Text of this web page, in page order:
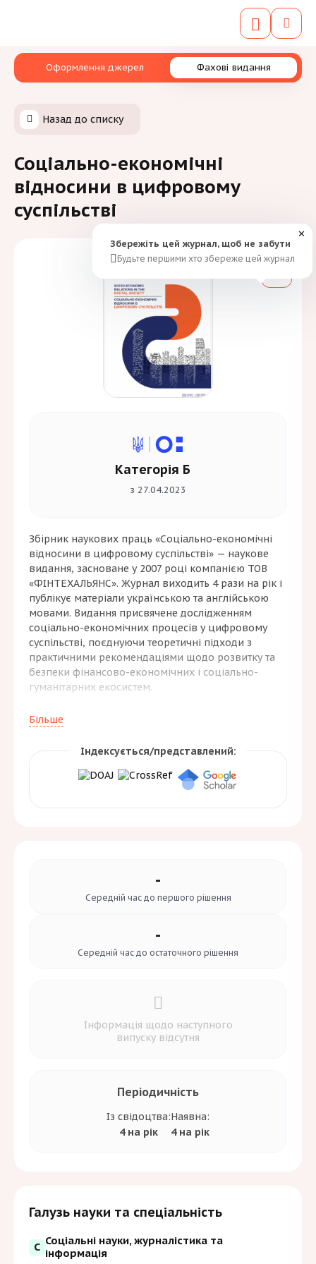
Оформлення джерел Фахові видання
Назад до списку
Соціально-економічні
відносини в цифровому
суспільстві
Збірник наукових праць «Соціально-економічні
відносини в цифровому суспільстві» — наукове
видання, засноване у 2007 році компанією ТОВ
«ФІНТЕХАЛЬЯНС». Журнал виходить 4 рази на рік і
публікує матеріали українською та англійською
мовами. Видання присвячене дослідженням
соціально-економічних процесів у цифровому
суспільстві, поєднуючи теоретичні підходи з
практичними рекомендаціями щодо розвитку та
безпеки фінансово-економічних і соціально-
гуманітарних екосистем.
бізнес-технології та інновації, публічне управління
поведінкові детермінанти ефективності
соціально-економічних процесів, сучасні
освітньо-наукові тренди та правові аспекти
Більше
Індексується/представлений:
Категорія Б
з 27.04.2023
Галузь науки та спеціальність
С Соціальні науки, журналістика та
інформація
-
Середній час до першого рішення
-
Середній час до остаточного рішення
Інформація щодо наступного
випуску відсутня
Періодичність
Із свідоцтва:
4 на рік
Наявна:
4 на рік
Збережіть цей журнал, щоб не забути
Будьте першими хто збереже цей журнал
✕